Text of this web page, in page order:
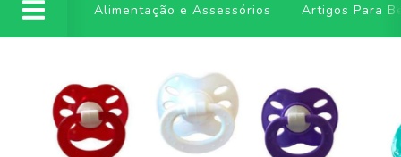
Alimentação e Assessórios Artigos Para